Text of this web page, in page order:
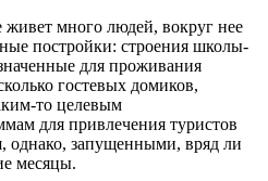
живет много людей, вокруг нее
постройки: строения школы-
для проживания
гостевых домиков,
то целевым
для привлечения туристов
однако, запущенными, вряд ли
месяцы.